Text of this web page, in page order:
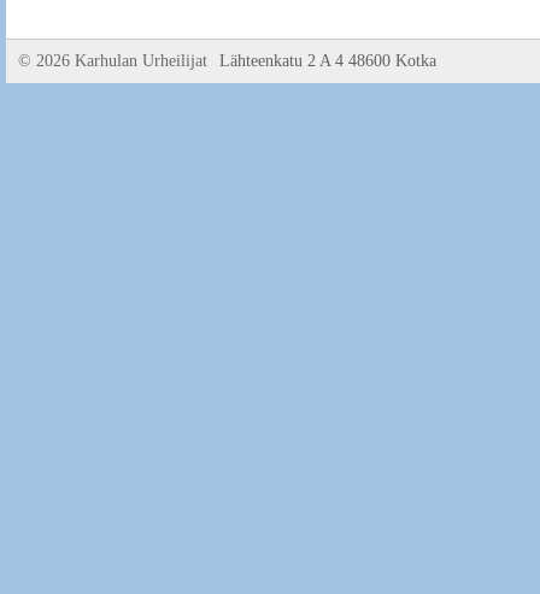
© 2026 Karhulan Urheilijat Lähteenkatu 2 A 4 48600 Kotka